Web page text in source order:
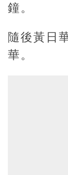
鐘。
隨後黃日
華。